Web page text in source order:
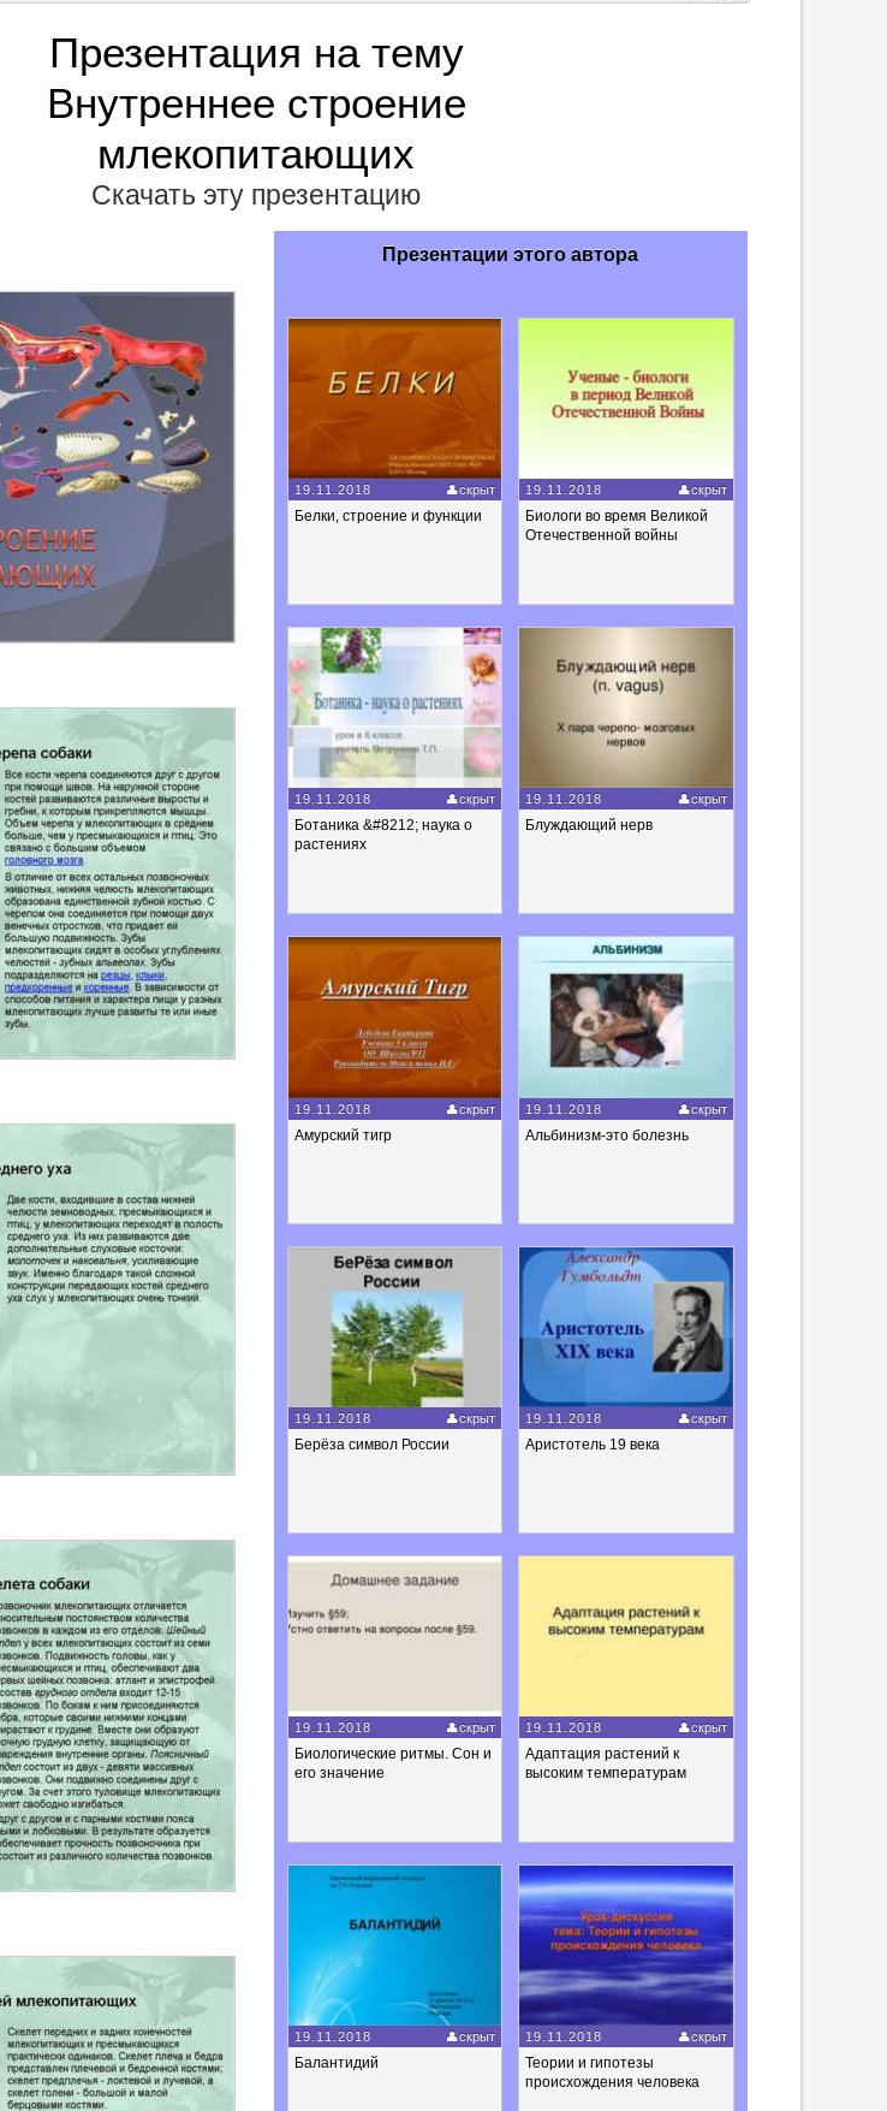
Презентация на тему
Внутреннее строение
млекопитающих
Скачать эту презентацию
Презентации этого автора
19.11.2018 скрыт
Белки, строение и функции
19.11.2018 скрыт
Биологи во время Великой
Отечественной войны
19.11.2018 скрыт
Ботаника &#8212; наука о
растениях
19.11.2018 скрыт
Блуждающий нерв
19.11.2018 скрыт
Амурский тигр
19.11.2018 скрыт
Альбинизм-это болезнь
19.11.2018 скрыт
Берёза символ России
19.11.2018 скрыт
Аристотель 19 века
19.11.2018 скрыт
Биологические ритмы. Сон и
его значение
19.11.2018 скрыт
Адаптация растений к
высоким температурам
19.11.2018 скрыт
Балантидий
19.11.2018 скрыт
Теории и гипотезы
происхождения человека